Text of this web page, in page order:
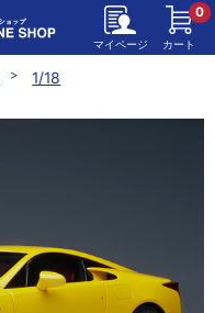
マイページ カート
0
1/18